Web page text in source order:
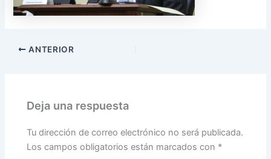
ANTERIOR
Deja una respuesta
Tu dirección de correo electrónico no será publicada.
Los campos obligatorios están marcados con *